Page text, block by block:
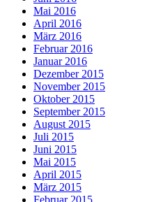
Mai 2016
April 2016
März 2016
Februar 2016
Januar 2016
Dezember 2015
November 2015
Oktober 2015
September 2015
August 2015
Juli 2015
Juni 2015
Mai 2015
April 2015
März 2015